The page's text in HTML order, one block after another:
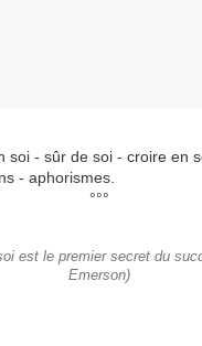
soi - sûr de soi - croire en
- aphorismes.
°°°
est le premier secret du
Emerson)